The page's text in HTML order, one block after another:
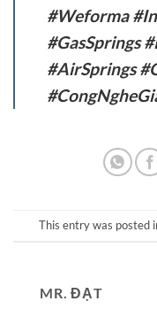
#Weforma
#GasSprings
#AirSprings
This entry was posted
MR. ĐẠT